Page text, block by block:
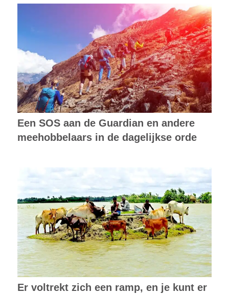
Een SOS aan de Guardian en andere
meehobbelaars in de dagelijkse orde
Er voltrekt zich een ramp, en je kunt er